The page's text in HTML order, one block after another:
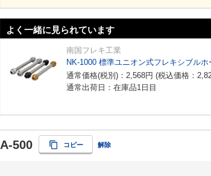
よく一緒に見られています
南国フレキ工業
NK-1000 標準ユニオン式フレキシブルホ
通常価格(税別)： 2,568円 (税込価格：
通常出荷日：在庫品1日目
500 コピー 解除